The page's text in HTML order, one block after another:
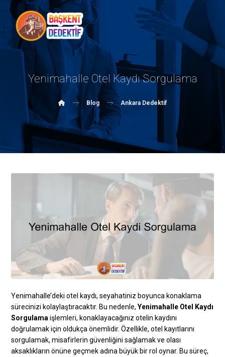
Yenimahalle Otel Kaydı Sorgulama
Blog Ankara Dedektif
Yenimahalle’deki otel kaydı, seyahatiniz boyunca konaklama
sürecinizi kolaylaştıracaktır. Bu nedenle,Yenimahalle Otel Kaydı
Sorgulama işlemleri, konaklayacağınız otelin kaydını
doğrulamak için oldukça önemlidir. Özellikle, otel kayıtlarını
sorgulamak, misafirlerin güvenliğini sağlamak ve olası
aksaklıkların önüne geçmek adına büyük bir rol oynar. Bu süreç,